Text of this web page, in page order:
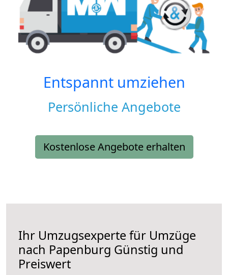
Entspannt umziehen
Persönliche Angebote
Kostenlose Angebote erhalten
Ihr Umzugsexperte für Umzüge
nach Papenburg Günstig und
Preiswert